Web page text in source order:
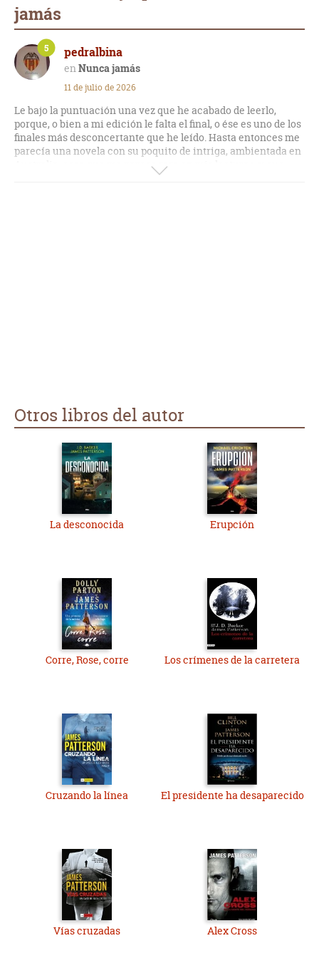
jamás
pedralbina
Nunca jamás
5
11 de julio de 2026
Le bajo la puntuación una vez que he acabado de leerlo,
porque, o bien a mi edición le falta el final, o ése es uno de los
finales más desconcertante que he leído. Hasta entonces me
parecía una novela con su poquito de intriga, ambientada en
Australia, cosa que me parece rara en mis lecturas, y que
tenía sentido casi todo lo que pasaba. Pero el final, como digo,
Otros libros del autor
La desconocida Erupción
Corre, Rose, corre Los crímenes de la carretera
Cruzando la línea El presidente ha desaparecido
Vías cruzadas Alex Cross